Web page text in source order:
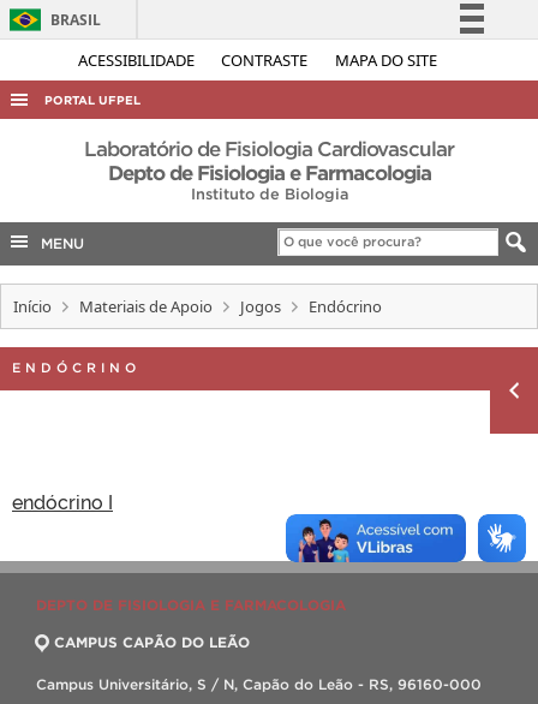
ACESSIBILIDADE CONTRASTE MAPA DO SITE
BRASIL
Simplifique!
Acesso à informação
Legislação
Canais
PORTAL UFPEL
ACESSO À INFORMAÇÃO
AUDITORIA
COBALTO
CONCURSOS
EDITAIS
INTERNACIONAL
Laboratório de Fisiologia Cardiovascular
Depto de Fisiologia e Farmacologia
Instituto de Biologia
MENU
Início Materiais de Apoio Jogos Endócrino
ENDÓCRINO
endócrino I
DEPTO DE FISIOLOGIA E FARMACOLOGIA
CAMPUS CAPÃO DO LEÃO
Campus Universitário, S / N, Capão do Leão - RS, 96160-000